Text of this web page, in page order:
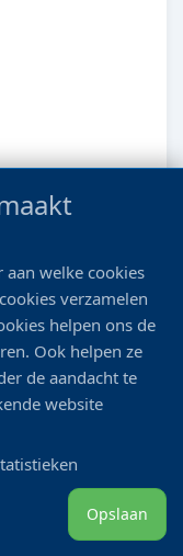
aan welke cookies
verzamelen
helpen ons de
Ook helpen ze
de aandacht te
website
Opslaan